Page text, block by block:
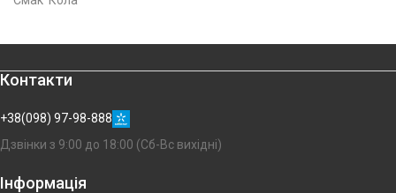
Контакти
+38(098) 97-98-888
Дзвінки з 9:00 до 18:00 (Сб-Вс вихідні)
Інформація